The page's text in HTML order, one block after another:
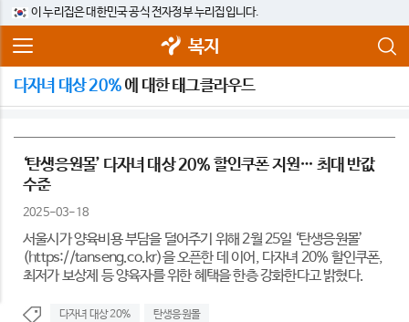
이 누리집은 대한민국 공식 전자정부 누리집입니다.
복지
다자녀 대상 20% 에 대한 태그클라우드
‘탄생응원몰’ 다자녀 대상 20% 할인쿠폰 지원… 최대 반값
수준
2025-03-18
서울시가 양육비용 부담을 덜어주기 위해 2월 25일 ‘탄생응원몰’
(https://tanseng.co.kr)을 오픈한 데 이어, 다자녀 20% 할인쿠폰,
최저가 보상제 등 양육자를 위한 혜택을 한층 강화한다고 밝혔다.
다자녀 대상 20% 탄생응원몰